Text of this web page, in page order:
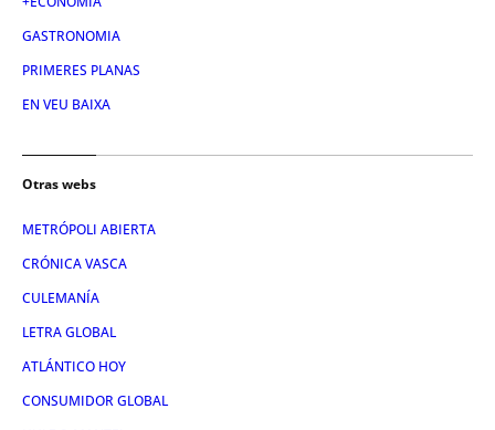
GASTRONOMIA
PRIMERES PLANAS
EN VEU BAIXA
Otras webs
METRÓPOLI ABIERTA
CRÓNICA VASCA
CULEMANÍA
LETRA GLOBAL
ATLÁNTICO HOY
CONSUMIDOR GLOBAL